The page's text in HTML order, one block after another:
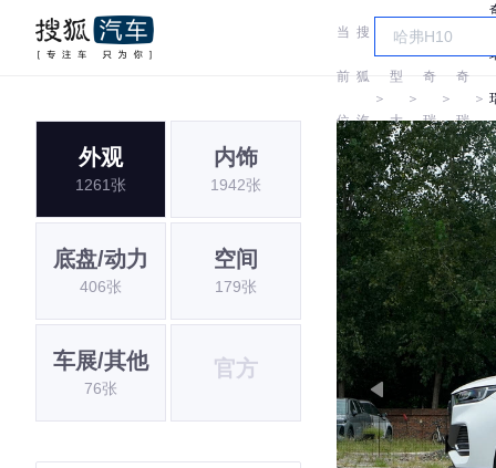
当
前
位
置:
搜
狐
汽
车
＞
车
型
大
全
＞
奇
瑞
＞
奇
瑞
＞
8
外观
1261张
内饰
1942张
底盘/动力
406张
空间
179张
车展/其他
76张
官方